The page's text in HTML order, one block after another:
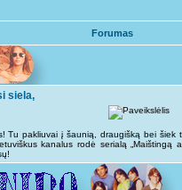
Forumas
siela,
Tu pakliuvai į šaunią, draugišką bei šiek
kanalus rodė serialą „Maištingą